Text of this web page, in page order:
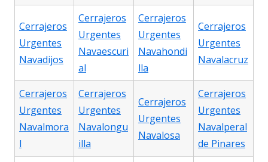
Cerrajeros
Urgentes
Navadijos
Cerrajeros
Urgentes
Navaescuri
al
Cerrajeros
Urgentes
Navahondi
lla
Cerrajeros
Urgentes
Navalacruz
Cerrajeros
Urgentes
Navalmora
l
Cerrajeros
Urgentes
Navalongu
illa
Cerrajeros
Urgentes
Navalosa
Cerrajeros
Urgentes
Navalperal
de Pinares